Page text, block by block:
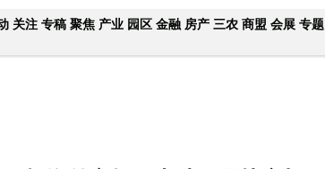
关注 专稿 聚焦 产业 园区 金融 房产 三农 商盟 会展 专题